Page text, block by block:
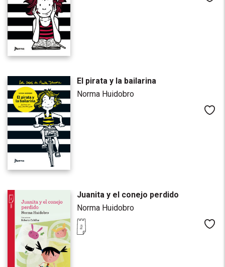
El pirata y la bailarina
Norma Huidobro
Juanita y el conejo perdido
Norma Huidobro